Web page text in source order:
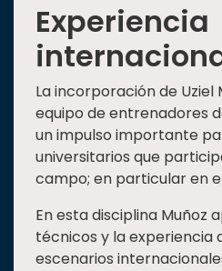
Experiencia
La incorporación de Uziel
equipo de entrenadores
un impulso importante
universitarios que
campo; en particular en
En esta disciplina Muñoz
técnicos y la experiencia
escenarios